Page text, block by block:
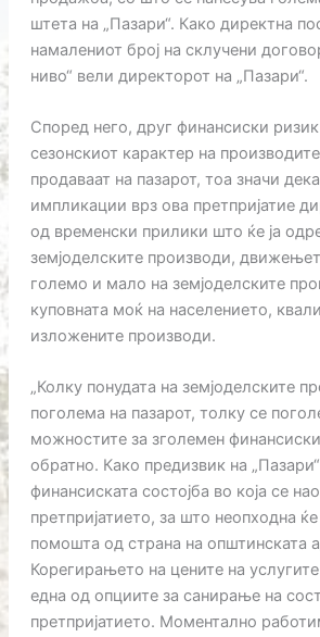
штета на „Пазари“. Како директна
намалениот број на склучени
ниво“ вели директорот на „Пазари“.
Според него, друг финансиски
сезонскиот карактер на
продаваат на пазарот, тоа значи
импликации врз ова претпријатие
од временски прилики што ќе ја
земјоделските производи,
големо и мало на земјоделските
куповната моќ на населението,
изложените производи.
„Колку понудата на земјоделските
поголема на пазарот, толку се
можностите за зголемен
обратно. Како предизвик на
финансиската состојба во која се
претпријатието, за што неопходна
помошта од страна на општинската
Корегирањето на цените на
една од опциите за санирање на
претпријатието. Моментално